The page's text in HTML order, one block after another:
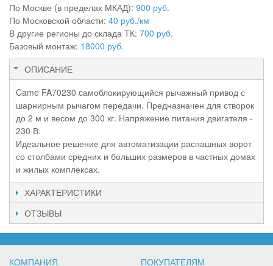
По Москве (в пределах МКАД): 900 руб.
По Московской области: 40 руб./км
В другие регионы до склада ТК: 700 руб.
Базовый монтаж: 18000 руб.
ОПИСАНИЕ
Came FA70230 cамоблокирующийся рычажный привод с
шарнирным рычагом передачи. Предназначен для створок
до 2 м и весом до 300 кг. Напряжение питания двигателя -
230 В.
Идеальное решение для автоматизации распашных ворот
со столбами средних и больших размеров в частных домах
и жилых комплексах.
ХАРАКТЕРИСТИКИ
ОТЗЫВЫ
КОМПАНИЯ ПОКУПАТЕЛЯМ